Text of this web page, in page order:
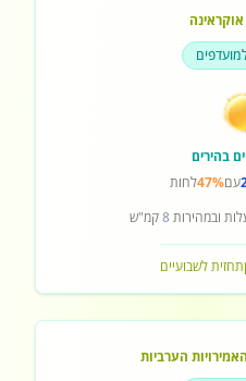
אוקראינה
בהירים
עם47%לחות
ובמהירות8קמ"ש
תחזית לשבועיים
הערביות